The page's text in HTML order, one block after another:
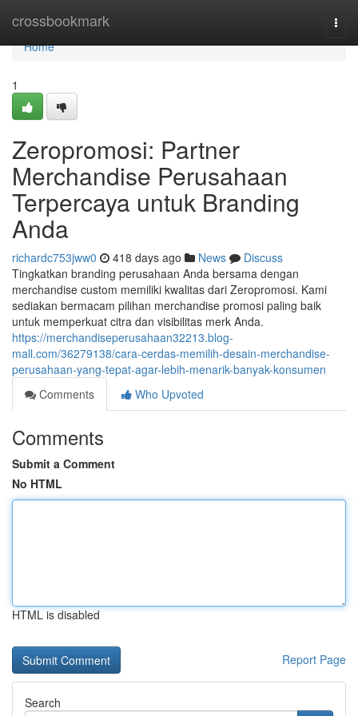
crossbookmark
Home
Home
1
Zeropromosi: Partner
Merchandise Perusahaan
Terpercaya untuk Branding
Anda
richardc753jww0 418 days ago News
Discuss
Tingkatkan branding perusahaan Anda bersama dengan
merchandise custom memiliki kwalitas dari Zeropromosi. Kami
sediakan bermacam pilihan merchandise promosi paling baik
untuk memperkuat citra dan visibilitas merk Anda.
https://merchandiseperusahaan32213.blog-
mall.com/36279138/cara-cerdas-memilih-desain-merchandise-
perusahaan-yang-tepat-agar-lebih-menarik-banyak-konsumen
Comments
Who Upvoted
Comments
Submit a Comment
No HTML
HTML is disabled
Report Page
Search